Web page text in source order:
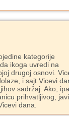
kategorije
ikoga uvredi na
drugoj osnovi.
i sajt Vicevi
sadržaj. Ako,
prihvatljivog,
dana.